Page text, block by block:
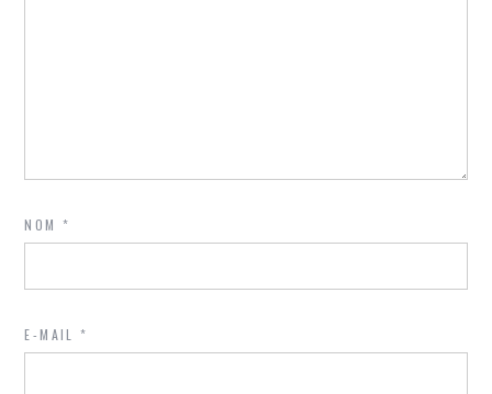
NOM*
E-MAIL*